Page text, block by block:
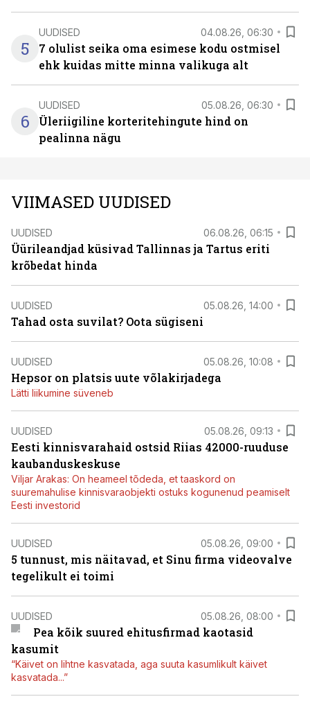
5
UUDISED 04.08.26, 06:30
7 olulist seika oma esimese kodu ostmisel
ehk kuidas mitte minna valikuga alt
6
UUDISED 05.08.26, 06:30
Üleriigiline korteritehingute hind on
pealinna nägu
VIIMASED UUDISED
UUDISED 06.08.26, 06:15
Üürileandjad küsivad Tallinnas ja Tartus eriti
krõbedat hinda
UUDISED 05.08.26, 14:00
Tahad osta suvilat? Oota sügiseni
UUDISED 05.08.26, 10:08
Hepsor on platsis uute võlakirjadega
Lätti liikumine süveneb
UUDISED 05.08.26, 09:13
Eesti kinnisvarahaid ostsid Riias 42000-ruuduse
kaubanduskeskuse
Viljar Arakas: On heameel tõdeda, et taaskord on
suuremahulise kinnisvaraobjekti ostuks kogunenud peamiselt
Eesti investorid
UUDISED 05.08.26, 09:00
5 tunnust, mis näitavad, et Sinu firma videovalve
tegelikult ei toimi
UUDISED 05.08.26, 08:00
Pea kõik suured ehitusfirmad kaotasid
kasumit
“Käivet on lihtne kasvatada, aga suuta kasumlikult käivet
kasvatada...”